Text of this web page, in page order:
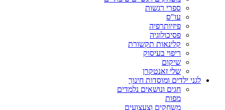
ספרי רגשות
עו"ס
פיזיותרפיה
פסיכולוגיה
קלינאות תקשורת
ריפוי בעיסוק
שיקום
שלי זאנטקרן
לגני ילדים ומוסדות חינוך
חגים ונושאים נלמדים
מפות
משחקים וצעצועים